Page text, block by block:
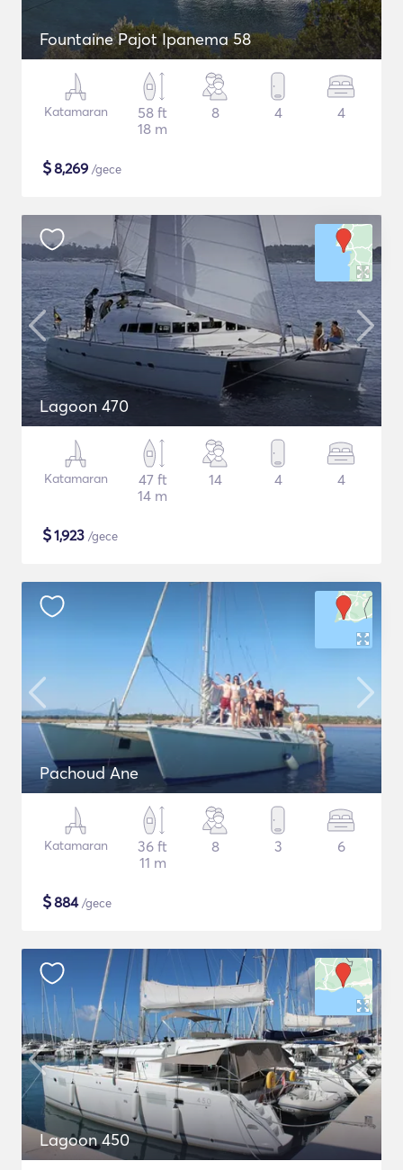
Fountaine Pajot Ipanema 58
Katamaran
58 ft
18 m
8 4 4
$8,269 /gece
Lagoon 470
Katamaran
47 ft
14 m
14 4 4
$1,923 /gece
Pachoud Ane
Katamaran
36 ft
11 m
8 3 6
$884/gece
Lagoon 450